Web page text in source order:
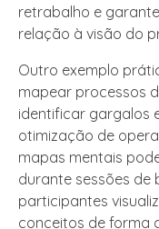
retrabalho e
relação à visão do
Outro exemplo
mapear processos
identificar gargalos
otimização de
mapas mentais
durante sessões de
participantes
conceitos de forma